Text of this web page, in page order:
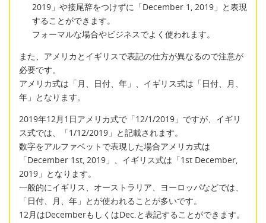
2019」や接尾辞をつけずに「December 1, 2019」と表現
することができます。
フォーマルな場合やビジネスでよく使われます。
また、アメリカとイギリスで表記の仕方が異なるので注意が
必要です。
アメリカ式は「月、日付、年」、イギリス式は「日付、月、
年」となります。
2019年12月1日アメリカ式で「12/1/2019」ですが、イギリ
ス式では、「1/12/2019」と記載されます。
数字をアルファベットで表現した場合アメリカ式は
「December 1st, 2019」、イギリス式は「1st December,
2019」となります。
一般的にイギリス、オーストラリア、ヨーロッパなどでは、
「日付、月、年」とが使われることが多いです。
12月はDecemberもしくはDec.と表記することができます。